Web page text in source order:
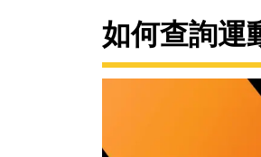
如何查詢運